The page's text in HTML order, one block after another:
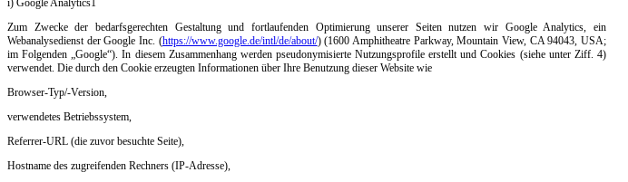
i) Google Analytics1
Zum Zwecke der bedarfsgerechten Gestaltung und fortlaufenden Optimierung unserer Seiten nutzen wir Google Analytics, ein
Webanalysedienst der Google Inc. (https://www.google.de/intl/de/about/) (1600 Amphitheatre Parkway, Mountain View, CA 94043, USA;
im Folgenden „Google“). In diesem Zusammenhang werden pseudonymisierte Nutzungsprofile erstellt und Cookies (siehe unter Ziff. 4)
verwendet. Die durch den Cookie erzeugten Informationen über Ihre Benutzung dieser Website wie
Browser-Typ/-Version,
verwendetes Betriebssystem,
Referrer-URL (die zuvor besuchte Seite),
Hostname des zugreifenden Rechners (IP-Adresse),